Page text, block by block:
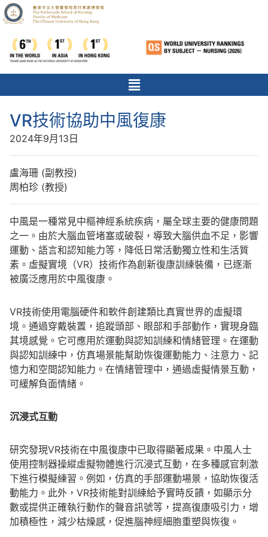
VR技術協助中風復康
2024年9月13日
盧海珊 (副教授)
周柏珍 (教授)
中風是一種常見中樞神經系統疾病，屬全球主要的健康問題
之一。由於大腦血管堵塞或破裂，導致大腦供血不足，影響
運動、語言和認知能力等，降低日常活動獨立性和生活質
素。虛擬實境（VR）技術作為創新復康訓練裝備，已逐漸
被廣泛應用於中風復康。
VR技術使用電腦硬件和軟件創建類比真實世界的虛擬環
境。通過穿戴裝置，追蹤頭部、眼部和手部動作，實現身臨
其境感覺。它可應用於運動與認知訓練和情緒管理。在運動
與認知訓練中，仿真場景能幫助恢復運動能力、注意力、記
憶力和空間認知能力。在情緒管理中，通過虛擬情景互動，
可緩解負面情緒。
沉浸式互動
研究發現VR技術在中風復康中已取得顯著成果。中風人士
使用控制器操縱虛擬物體進行沉浸式互動，在多種感官刺激
下進行模擬練習。例如，仿真的手部運動場景，協助恢復活
動能力。此外，VR技術能對訓練給予實時反饋，如顯示分
數或提供正確執行動作的聲音訊號等，提高復康吸引力，增
加積極性，減少枯燥感，促進腦神經細胞重塑與恢復。